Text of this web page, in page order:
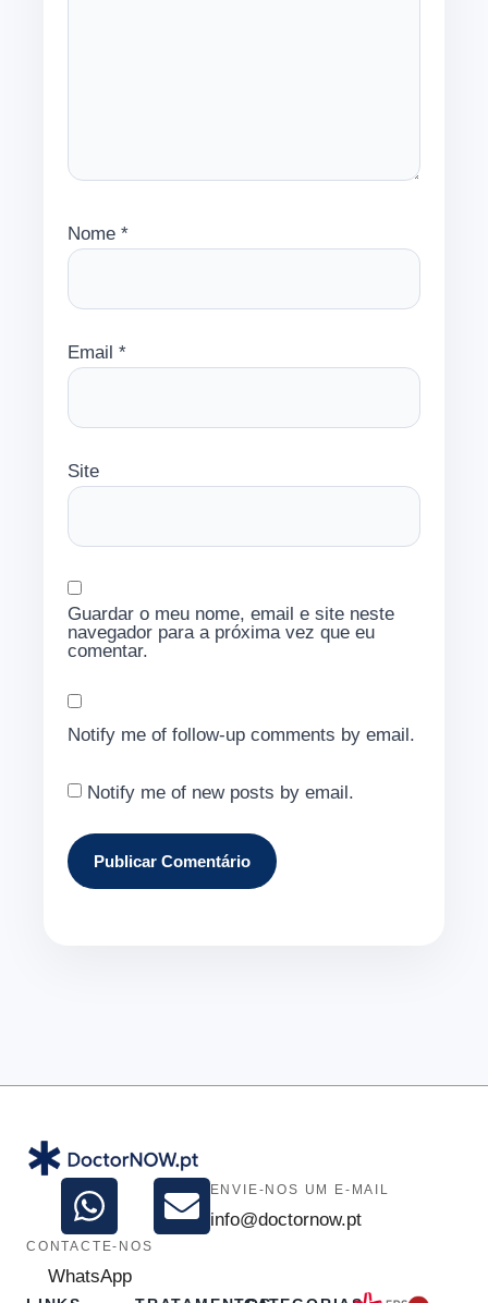
Nome *
Email *
Site
Guardar o meu nome, email e site neste
navegador para a próxima vez que eu
comentar.
Notify me of follow-up comments by email.
Notify me of new posts by email.
CONTACTE-NOS
WhatsApp
ENVIE-NOS UM E-MAIL
info@doctornow.pt